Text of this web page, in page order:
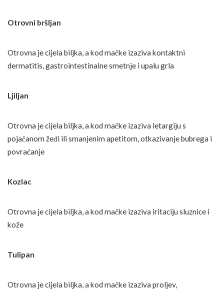
Otrovni bršljan
Otrovna je cijela biljka, a kod mačke izaziva kontaktni
dermatitis,gastrointestinalnesmetnje i upalu grla
Ljiljan
Otrovna je cijela biljka, a kod mačke izaziva letargiju s
pojačanom žeđi ili smanjenim apetitom, otkazivanje bubrega i
povraćanje
Kozlac
Otrovna je cijela biljka, a kod mačke izaziva iritaciju sluznice i
kože
Tulipan
Otrovna je cijela biljka, a kod mačke izaziva proljev,